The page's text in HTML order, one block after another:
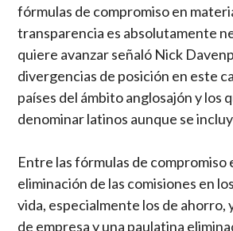
fórmulas de compromiso en
transparencia es absolutamente
quiere avanzar señaló Nick
divergencias de posición en este
países del ámbito anglosajón y los
denominar latinos aunque se
Entre las fórmulas de compromiso
eliminación de las comisiones en
vida, especialmente los de ahorro,
de empresa y una paulatina